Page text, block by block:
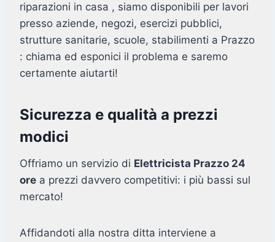
riparazioni in casa , siamo disponibili per lavori
presso aziende, negozi, esercizi pubblici,
strutture sanitarie, scuole, stabilimenti a Prazzo
: chiama ed esponici il problema e saremo
certamente aiutarti!
Sicurezza e qualità a prezzi
modici
Offriamo un servizio di Elettricista Prazzo 24
ore a prezzi davvero competitivi: i più bassi sul
mercato!
Affidandoti alla nostra ditta interviene a